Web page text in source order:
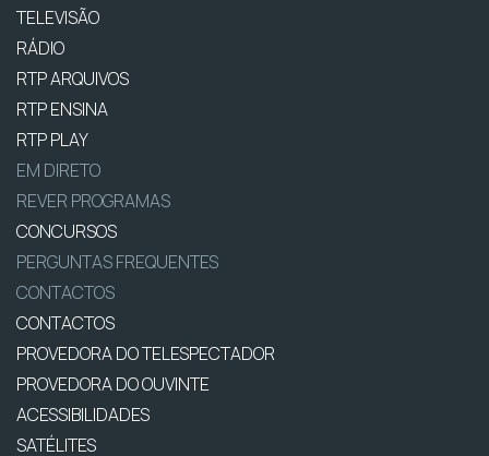
TELEVISÃO
RÁDIO
RTP ARQUIVOS
RTP ENSINA
RTP PLAY
EM DIRETO
REVER PROGRAMAS
CONCURSOS
PERGUNTAS FREQUENTES
CONTACTOS
CONTACTOS
PROVEDORA DO TELESPECTADOR
PROVEDORA DO OUVINTE
ACESSIBILIDADES
SATÉLITES